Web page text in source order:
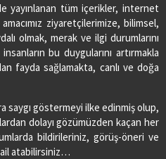
yayınlanan tüm içerikler, internet
ziyaretçilerimize, bilimsel,
olmak, merak ve ilgi durumlarını
bu duygularını artırmakla
fayda sağlamakta, canlı ve doğa
saygı göstermeyi ilke edinmiş olup,
dolayı gözümüzden kaçan her
bildirileriniz, görüş-öneri ve
atabilirsiniz…